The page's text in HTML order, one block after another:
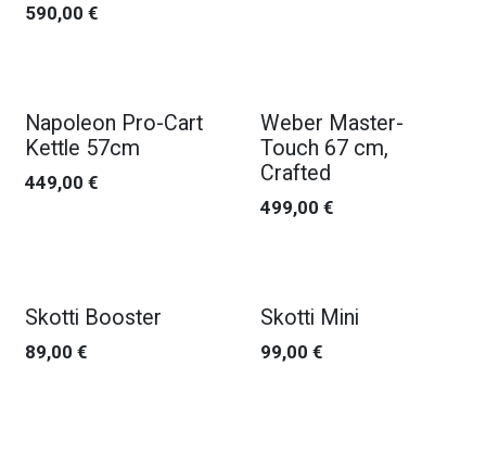
590,00 €
Napoleon Pro-Cart
Kettle 57cm
449,00 €
Weber Master-
Touch 67 cm,
Crafted
499,00 €
Nouveau !
Skotti Booster
89,00 € Nouveau !
Skotti Mini
99,00 €